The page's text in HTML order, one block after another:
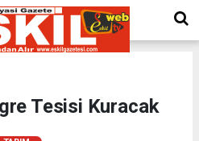
Tesisi Kuracak